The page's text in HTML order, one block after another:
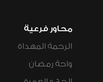
محاور فرعية
الرحمة المهداة
واحة رمضان